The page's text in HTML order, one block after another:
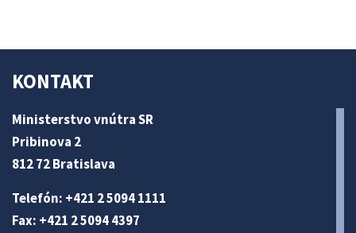
KONTAKT
Ministerstvo vnútra SR
Pribinova 2
812 72 Bratislava
Telefón: +421 2 5094 1111
Fax: +421 2 5094 4397